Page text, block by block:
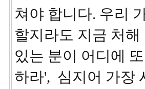
쳐야 합니다. 우리
할지라도 지금 처
있는 분이 어디에
하라', 심지어 가장